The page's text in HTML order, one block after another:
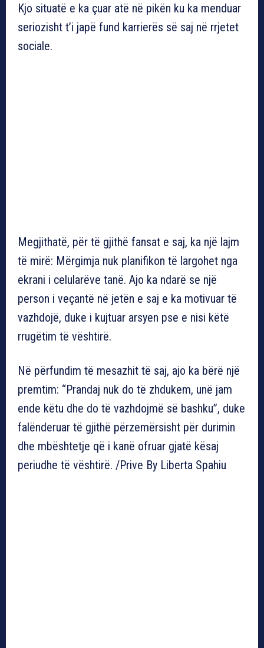
Kjo situatë e ka çuar atë në pikën ku ka menduar
seriozisht t’i japë fund karrierës së saj në rrjetet
sociale.
Megjithatë, për të gjithë fansat e saj, ka një lajm
të mirë: Mërgimja nuk planifikon të largohet nga
ekrani i celularëve tanë. Ajo ka ndarë se një
person i veçantë në jetën e saj e ka motivuar të
vazhdojë, duke i kujtuar arsyen pse e nisi këtë
rrugëtim të vështirë.
Në përfundim të mesazhit të saj, ajo ka bërë një
premtim: “Prandaj nuk do të zhdukem, unë jam
ende këtu dhe do të vazhdojmë së bashku”, duke
falënderuar të gjithë përzemërsisht për durimin
dhe mbështetje që i kanë ofruar gjatë kësaj
periudhe të vështirë. /Prive By Liberta Spahiu